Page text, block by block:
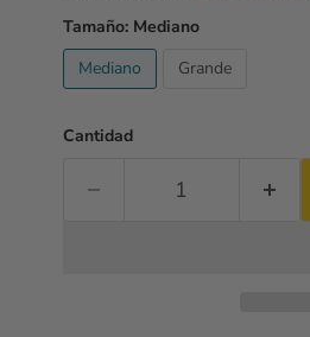
Tamaño: Mediano
Mediano
Grande
Cantidad